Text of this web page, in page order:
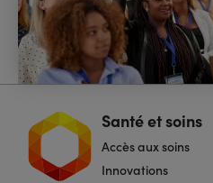
Navigation
de
page
Santé et soins
Accès aux soins
Innovations